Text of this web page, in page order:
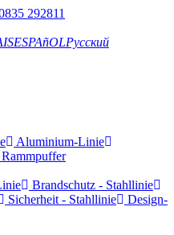
292811
ESPAñOLРусский
Aluminium-Linie
Rammpuffer
Brandschutz - Stahllinie
Sicherheit - Stahllinie
Design-